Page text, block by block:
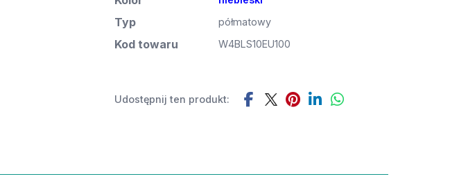
Typ półmatowy
Kod towaru W4BLS10EU100
Udostępnij ten produkt: